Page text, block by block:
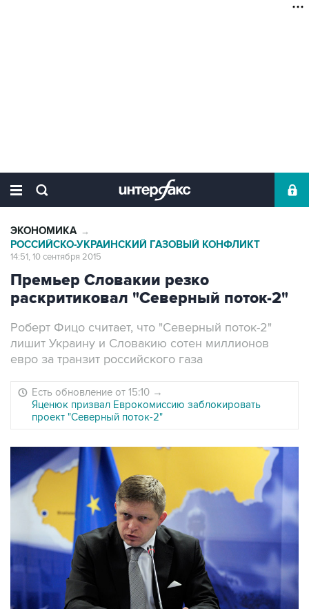
ЭКОНОМИКА →
РОССИЙСКО-УКРАИНСКИЙ ГАЗОВЫЙ КОНФЛИКТ
14:51, 10 сентября 2015
Премьер Словакии резко
раскритиковал "Северный поток-2"
Роберт Фицо считает, что "Северный поток-2"
лишит Украину и Словакию сотен миллионов
евро за транзит российского газа
Есть обновление от 15:10 →
Яценюк призвал Еврокомиссию заблокировать
проект "Северный поток-2"